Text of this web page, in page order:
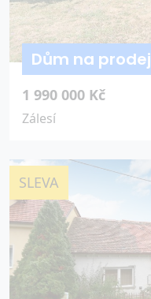
Dům na prodej
1 990 000 Kč
Zálesí
SLEVA